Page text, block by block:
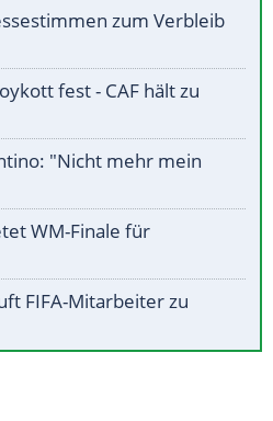
zum Verbleib
fest - CAF hält zu
"Nicht mehr mein
WM-Finale für
FIFA-Mitarbeiter zu